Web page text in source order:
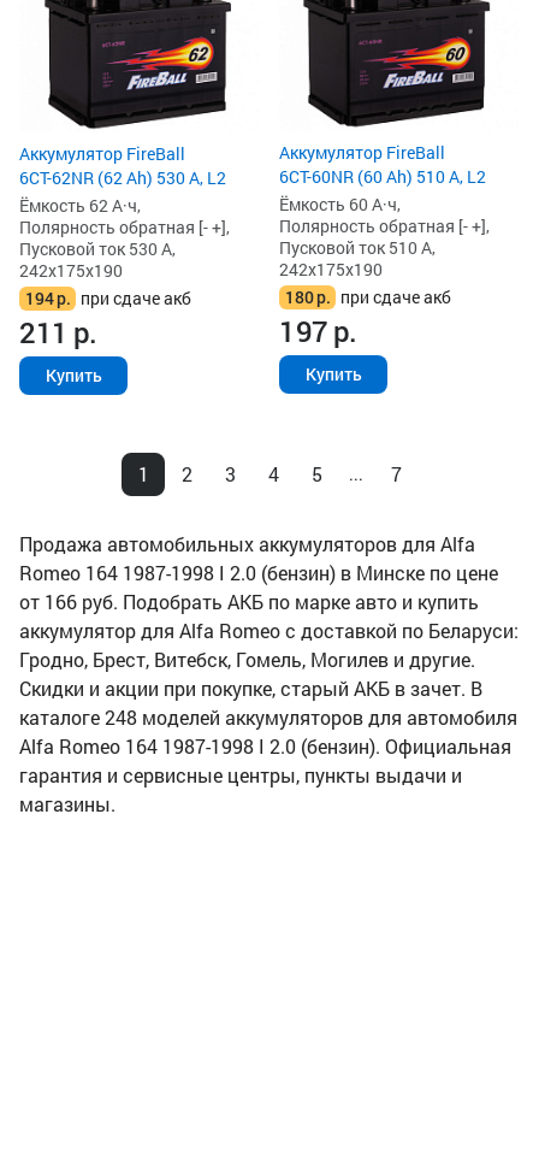
Аккумулятор FireBall
6СТ-62NR (62 Ah) 530 А, L2
Ёмкость 62 А·ч,
Полярность обратная [- +],
Пусковой ток 530 А,
242x175x190
194р. при сдаче акб
211 р.
Купить
Аккумулятор FireBall
6СТ-60NR (60 Ah) 510 А, L2
Ёмкость 60 А·ч,
Полярность обратная [- +],
Пусковой ток 510 А,
242x175x190
180р. при сдаче акб
197р.
Купить
1 2 3 4 5 ... 7
Продажа автомобильных аккумуляторов для Alfa
Romeo 164 1987-1998 I 2.0 (бензин) в Минске по цене
от 166 руб. Подобрать АКБ по марке авто и купить
аккумулятор для Alfa Romeo с доставкой по Беларуси:
Гродно, Брест, Витебск, Гомель, Могилев и другие.
Скидки и акции при покупке, старый АКБ в зачет. В
каталоге 248 моделей аккумуляторов для автомобиля
Alfa Romeo 164 1987-1998 I 2.0 (бензин). Официальная
гарантия и сервисные центры, пункты выдачи и
магазины.